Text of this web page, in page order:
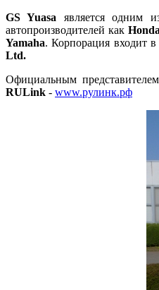
GS Yuasa является одним
автопроизводителей как
Yamaha. Корпорация входит
Ltd.
Официальным
RULink - www.рулинк.рф